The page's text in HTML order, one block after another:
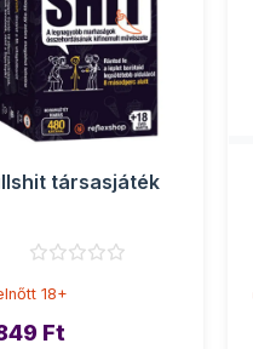
társasjáték
18+
Ft